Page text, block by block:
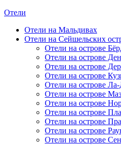
Отели
Отели на Мальдивах
Отели на Сейшельских
Отели на острове
Отели на острове
Отели на острове
Отели на острове
Отели на острове
Отели на острове
Отели на острове
Отели на острове
Отели на острове
Отели на острове
Отели на острове